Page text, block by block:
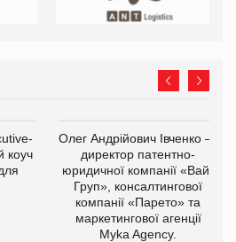
коуч
Олег Андрійович Івченко —
директор патентно-
юридичної компанії «Вайз
Груп», консалтингової
компанії «Парето» та
маркетингової агенції
Myka Agency.